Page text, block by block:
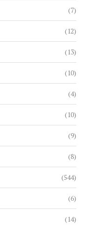
(7)
(12)
(13)
(10)
(4)
(10)
(9)
(8)
(544)
(6)
(14)